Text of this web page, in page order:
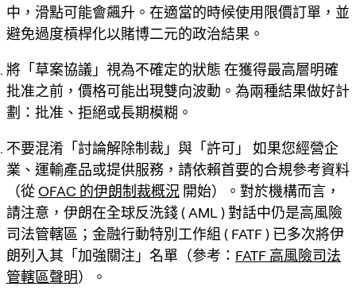
中，滑點可能會飆升。在適當的時候使用限價訂單，並
避免過度槓桿化以賭博二元的政治結果。
將「草案協議」視為不確定的狀態 在獲得最高層明確
批准之前，價格可能出現雙向波動。為兩種結果做好計
劃：批准、拒絕或長期模糊。
不要混淆「討論解除制裁」與「許可」
如果您經營企
業、運輸產品或提供服務，請依賴首要的合規參考資料
（從OFAC 的伊朗制裁概況 開始）。對於機構而言，
請注意，伊朗在全球反洗錢 ( AML ) 對話中仍是高風險
司法管轄區；金融行動特別工作組 ( FATF ) 已多次將伊
朗列入其「加強關注」名單（參考： FATF 高風險司法
管轄區聲明）。